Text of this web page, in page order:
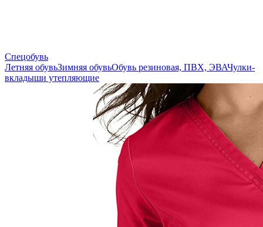
Спецобувь
Летняя обувьЗимняя обувьОбувь резиновая, ПВХ, ЭВАЧулки-
вкладыши утепляющие